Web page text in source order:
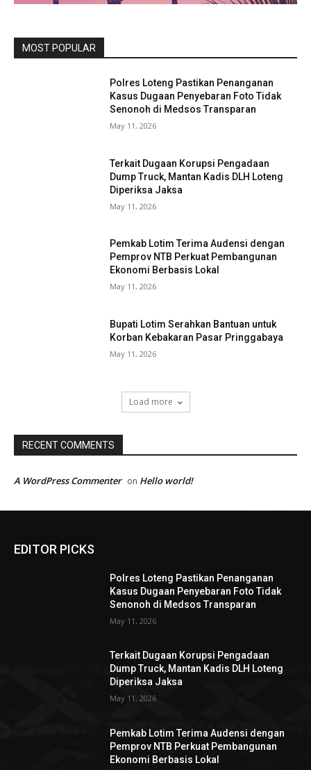
MOST POPULAR
Polres Loteng Pastikan Penanganan
Kasus Dugaan Penyebaran Foto Tidak
Senonoh di Medsos Transparan
May 11, 2026
Terkait Dugaan Korupsi Pengadaan
Dump Truck, Mantan Kadis DLH Loteng
Diperiksa Jaksa
May 11, 2026
Pemkab Lotim Terima Audensi dengan
Pemprov NTB Perkuat Pembangunan
Ekonomi Berbasis Lokal
May 11, 2026
Bupati Lotim Serahkan Bantuan untuk
Korban Kebakaran Pasar Pringgabaya
May 11, 2026
Load more
RECENT COMMENTS
A WordPress Commenter on Hello world!
EDITOR PICKS
Polres Loteng Pastikan Penanganan
Kasus Dugaan Penyebaran Foto Tidak
Senonoh di Medsos Transparan
May 11, 2026
Terkait Dugaan Korupsi Pengadaan
Dump Truck, Mantan Kadis DLH Loteng
Diperiksa Jaksa
May 11, 2026
Pemkab Lotim Terima Audensi dengan
Pemprov NTB Perkuat Pembangunan
Ekonomi Berbasis Lokal